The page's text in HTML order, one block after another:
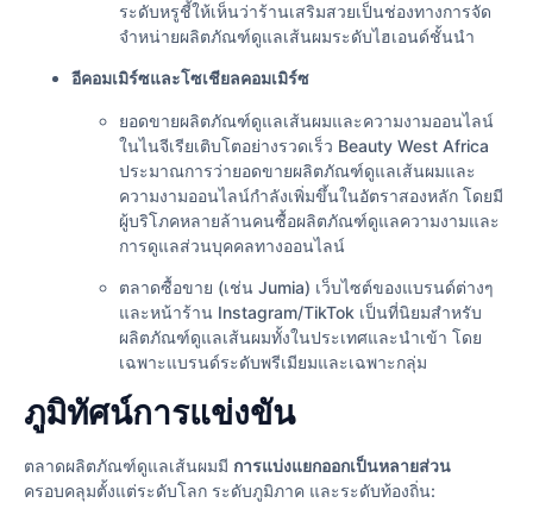
ระดับหรูชี้ให้เห็นว่าร้านเสริมสวยเป็นช่องทางการจัด
จำหน่ายผลิตภัณฑ์ดูแลเส้นผมระดับไฮเอนด์ชั้นนำ
อีคอมเมิร์ซและโซเชียลคอมเมิร์ซ
ยอดขายผลิตภัณฑ์ดูแลเส้นผมและความงามออนไลน์
ในไนจีเรียเติบโตอย่างรวดเร็ว Beauty West Africa
ประมาณการว่ายอดขายผลิตภัณฑ์ดูแลเส้นผมและ
ความงามออนไลน์กำลังเพิ่มขึ้นในอัตราสองหลัก โดยมี
ผู้บริโภคหลายล้านคนซื้อผลิตภัณฑ์ดูแลความงามและ
การดูแลส่วนบุคคลทางออนไลน์
ตลาดซื้อขาย (เช่น Jumia) เว็บไซต์ของแบรนด์ต่างๆ
และหน้าร้าน Instagram/TikTok เป็นที่นิยมสำหรับ
ผลิตภัณฑ์ดูแลเส้นผมทั้งในประเทศและนำเข้า โดย
เฉพาะแบรนด์ระดับพรีเมียมและเฉพาะกลุ่ม
ภูมิทัศน์การแข่งขัน
ตลาดผลิตภัณฑ์ดูแลเส้นผมมี การแบ่งแยกออกเป็นหลายส่วน
ครอบคลุมตั้งแต่ระดับโลก ระดับภูมิภาค และระดับท้องถิ่น: